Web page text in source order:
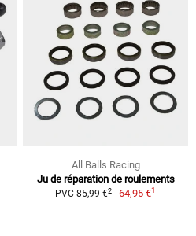
All Balls Racing
Ju de réparation de roulements
PVC 85,99 €2 64,95 €1